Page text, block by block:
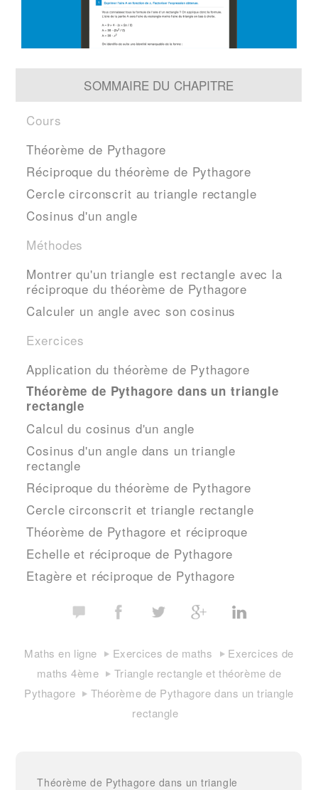
SOMMAIRE DU CHAPITRE
Cours
Théorème de Pythagore
Réciproque du théorème de Pythagore
Cercle circonscrit au triangle rectangle
Cosinus d'un angle
Méthodes
Montrer qu'un triangle est rectangle avec la
réciproque du théorème de Pythagore
Calculer un angle avec son cosinus
Exercices
Application du théorème de Pythagore
Théorème de Pythagore dans un triangle
rectangle
Calcul du cosinus d'un angle
Cosinus d'un angle dans un triangle
rectangle
Réciproque du théorème de Pythagore
Cercle circonscrit et triangle rectangle
Théorème de Pythagore et réciproque
Echelle et réciproque de Pythagore
Etagère et réciproque de Pythagore
Maths en ligne Exercices de maths
Exercices de
maths 4ème
Triangle rectangle et théorème de
Pythagore
Théorème de Pythagore dans un triangle
rectangle
Théorème de Pythagore dans un triangle